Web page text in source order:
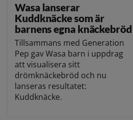
Wasa lanserar
Kuddknäcke som är
barnens egna knäckebröd
Tillsammans med Generation
Pep gav Wasa barn i uppdrag
att visualisera sitt
drömknäckebröd och nu
lanseras resultatet:
Kuddknäcke.